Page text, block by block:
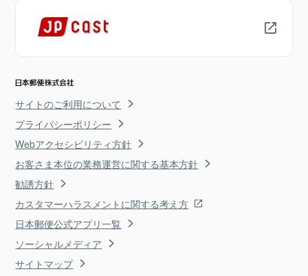
サイトのご利用について
プライバシーポリシー
Webアクセシビリティ方針
お客さま本位の業務運営に関する基本方針
勧誘方針
カスタマーハラスメントに関する考え方
日本郵便公式アプリ一覧
ソーシャルメディア
サイトマップ